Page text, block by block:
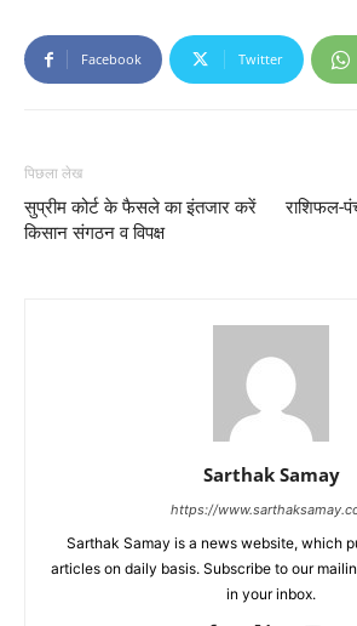
Facebook Twitter
पिछला लेख
सुप्रीम कोर्ट के फैसले का इंतजार करें
किसान संगठन व विपक्ष
राशिफल-
Sarthak Samay
https://
Sarthak Samay is a news website, which
articles on daily basis. Subscribe to our
in your inbox.